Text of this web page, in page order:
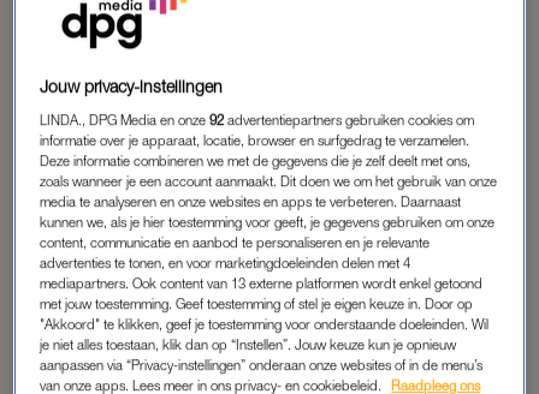
UPDATE NA RUGOPERATIE:
'PROBEER ZO SNEL MOGELIJK
ALLES TE KUNNEN'
23-06-2025
Hélène Hendriks, die recent een rugoperatie onderging,
probeert ‘zo snel mogelijk weer alles te kunnen en te
doen’. Verder gaat het ‘goed’ met de 44-jarige
presentatrice, schrijft ze maandag in een bericht op
Instagram.
Door de operatie is de presentatrice niet te zien in haar
talkshowDe Oranjezomer.
Jouw privacy-instellingen
LINDA., DPG Media en onze92 advertentiepartners gebruiken cookies om
informatie over je apparaat, locatie, browser en surfgedrag te verzamelen.
Deze informatie combineren we met de gegevens die je zelf deelt met ons,
zoals wanneer je een account aanmaakt. Dit doen we om het gebruik van onze
media te analyseren en onze websites en apps te verbeteren. Daarnaast
kunnen we, als je hier toestemming voor geeft, je gegevens gebruiken om onze
content, communicatie en aanbod te personaliseren en je relevante
advertenties te tonen, en voor marketingdoeleinden delen met 4
mediapartners. Ook content van 13 externe platformen wordt enkel getoond
met jouw toestemming. Geef toestemming of stel je eigen keuze in. Door op
"Akkoord" te klikken, geef je toestemming voor onderstaande doeleinden. Wil
je niet alles toestaan, klik dan op “Instellen”. Jouw keuze kun je opnieuw
aanpassen via “Privacy-instellingen” onderaan onze websites of in de menu’s
van onze apps. Lees meer in ons privacy- en cookiebeleid.
Raadpleeg ons